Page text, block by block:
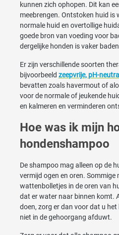
kunnen zich ophopen. Dit kan
meebrengen. Ontstoken huid is
normale huid en overtollige
goede bron van voeding voor
dergelijke honden is vaker
Er zijn verschillende soorten
bijvoorbeeld zeepvrije, pH-
bevatten zoals havermout of
voor de normale of jeukende
en kalmeren en verminderen
Hoe was ik mijn
hondenshampoo
De shampoo mag alleen op de
vermijd ogen en oren. Sommige
wattenbolletjes in de oren van
dat er water naar binnen komt.
doen, zorg er dan voor dat u
niet in de gehoorgang afduwt.